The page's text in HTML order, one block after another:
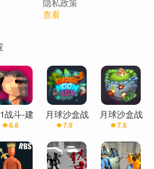
战场上进行战斗。陆军战略布
进行中。史诗般的近战战斗模拟
将其准确放置在地图上。
查看
战斗-建
战斗模拟
器
6.8
月球沙盒战
斗模拟器
(辅助菜单)
7.9
月球沙盒战
斗模拟器
2(辅助菜
单)
7.8